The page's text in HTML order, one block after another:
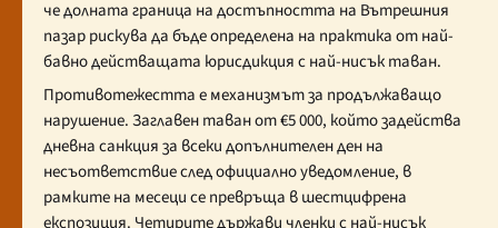
че долната граница на достъпността на Вътрешния
пазар рискува да бъде определена на практика от най-
бавно действащата юрисдикция с най-нисък таван.
Противотежестта е механизмът за продължаващо
нарушение. Заглавен таван от €5 000, който задейства
дневна санкция за всеки допълнителен ден на
несъответствие след официално уведомление, в
рамките на месеци се превръща в шестцифрена
експозиция. Четирите държави членки с най-нисък